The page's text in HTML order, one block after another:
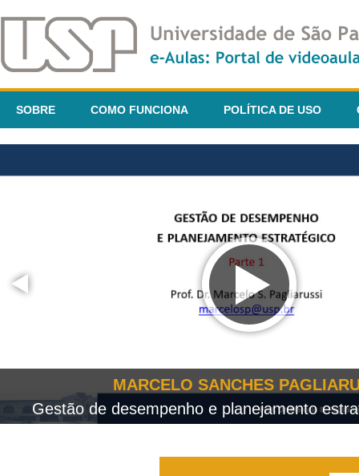
SOBRE COMO FUNCIONA POLÍTICA DE USO
MARCELO SANCHES
Gestão de desempenho e planejamento